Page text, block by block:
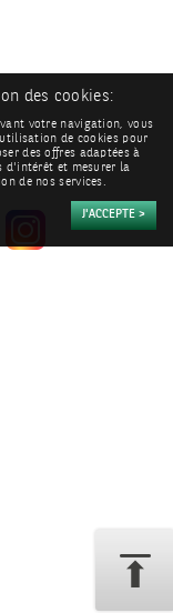
des cookies:
votre navigation, vous
de cookies pour
des offres adaptées à
d'intérêt et mesurer la
de nos services.